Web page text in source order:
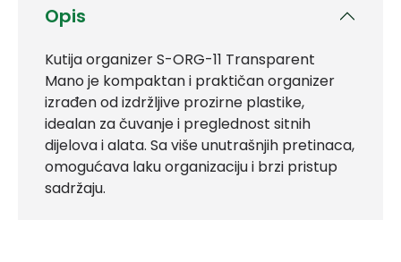
Opis
Kutija organizer S-ORG-11 Transparent
Mano je kompaktan i praktičan organizer
izrađen od izdržljive prozirne plastike,
idealan za čuvanje i preglednost sitnih
dijelova i alata. Sa više unutrašnjih pretinaca,
omogućava laku organizaciju i brzi pristup
sadržaju.